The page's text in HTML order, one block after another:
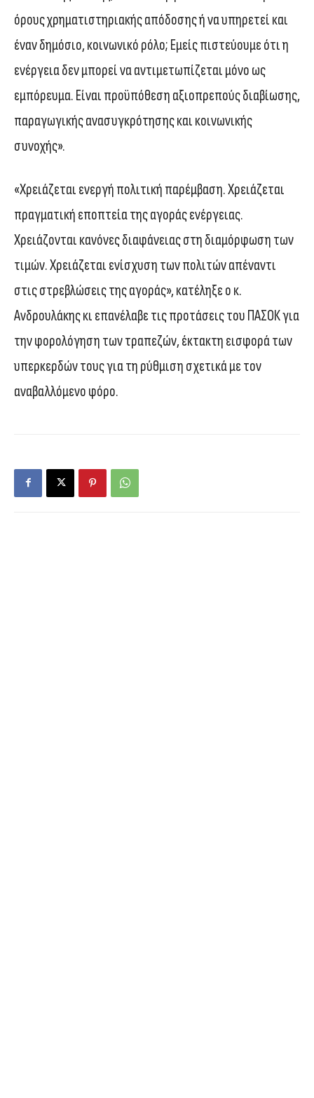
όρους χρηματιστηριακής απόδοσης ή να υπηρετεί και
έναν δημόσιο, κοινωνικό ρόλο; Εμείς πιστεύουμε ότι η
ενέργεια δεν μπορεί να αντιμετωπίζεται μόνο ως
εμπόρευμα. Είναι προϋπόθεση αξιοπρεπούς διαβίωσης,
παραγωγικής ανασυγκρότησης και κοινωνικής
συνοχής».
«Χρειάζεται ενεργή πολιτική παρέμβαση. Χρειάζεται
πραγματική εποπτεία της αγοράς ενέργειας.
Χρειάζονται κανόνες διαφάνειας στη διαμόρφωση των
τιμών. Χρειάζεται ενίσχυση των πολιτών απέναντι
στις στρεβλώσεις της αγοράς», κατέληξε ο κ.
Ανδρουλάκης κι επανέλαβε τις προτάσεις του ΠΑΣΟΚ για
την φορολόγηση των τραπεζών, έκτακτη εισφορά των
υπερκερδών τους για τη ρύθμιση σχετικά με τον
αναβαλλόμενο φόρο.